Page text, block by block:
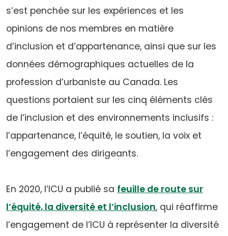
s’est penchée sur les expériences et les
opinions de nos membres en matière
d’inclusion et d’appartenance, ainsi que sur les
données démographiques actuelles de la
profession d’urbaniste au Canada. Les
questions portaient sur les cinq éléments clés
de l’inclusion et des environnements inclusifs :
l’appartenance, l’équité, le soutien, la voix et
l’engagement des dirigeants.
En 2020, l’ICU a publié sa feuille de route sur
l’équité, la diversité et l’inclusion, qui réaffirme
l’engagement de l’ICU à représenter la diversité